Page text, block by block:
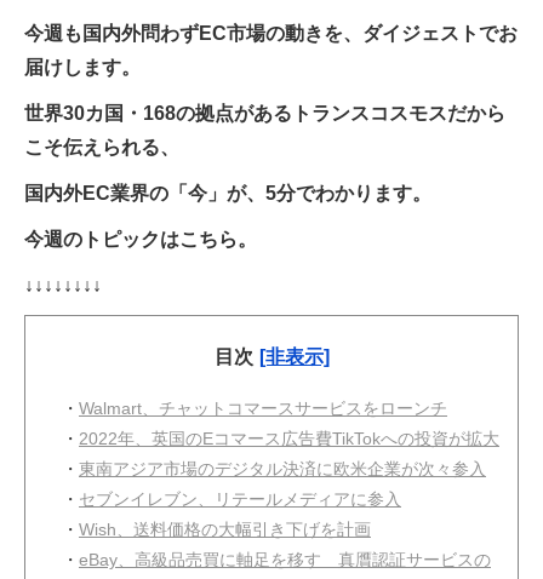
今週も国内外問わずEC市場の動きを、ダイジェストでお
届けします。
世界30カ国・168の拠点があるトランスコスモスだから
こそ伝えられる、
国内外EC業界の「今」が、5分でわかります。
今週のトピックはこちら。
↓↓↓↓↓↓↓↓
目次 [非表示]
・ Walmart、チャットコマースサービスをローンチ
・ 2022年、英国のEコマース広告費TikTokへの投資が拡大
・ 東南アジア市場のデジタル決済に欧米企業が次々参入
・ セブンイレブン、リテールメディアに参入
・ Wish、送料価格の大幅引き下げを計画
・ eBay、高級品売買に軸足を移す 真贋認証サービスの